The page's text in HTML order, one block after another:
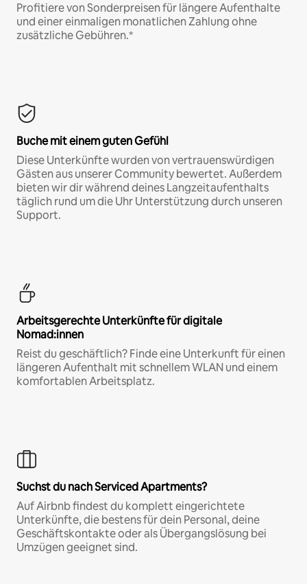
Profitiere von Sonderpreisen für längere Aufenthalte
und einer einmaligen monatlichen Zahlung ohne
zusätzliche Gebühren.*
Buche mit einem guten Gefühl
Diese Unterkünfte wurden von vertrauenswürdigen
Gästen aus unserer Community bewertet. Außerdem
bieten wir dir während deines Langzeitaufenthalts
täglich rund um die Uhr Unterstützung durch unseren
Support.
Arbeitsgerechte Unterkünfte für digitale
Nomad:innen
Reist du geschäftlich? Finde eine Unterkunft für einen
längeren Aufenthalt mit schnellem WLAN und einem
komfortablen Arbeitsplatz.
Suchst du nach Serviced Apartments?
Auf Airbnb findest du komplett eingerichtete
Unterkünfte, die bestens für dein Personal, deine
Geschäftskontakte oder als Übergangslösung bei
Umzügen geeignet sind.